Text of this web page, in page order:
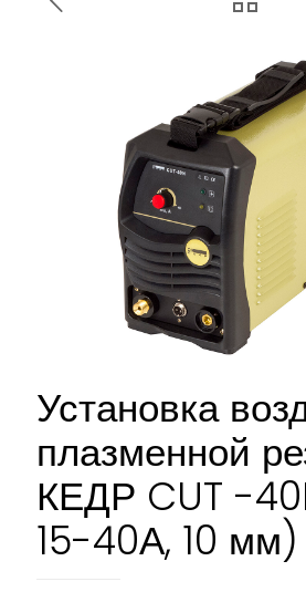
Установка
плазменной
КЕДР CUT -
15-40А, 10 мм)